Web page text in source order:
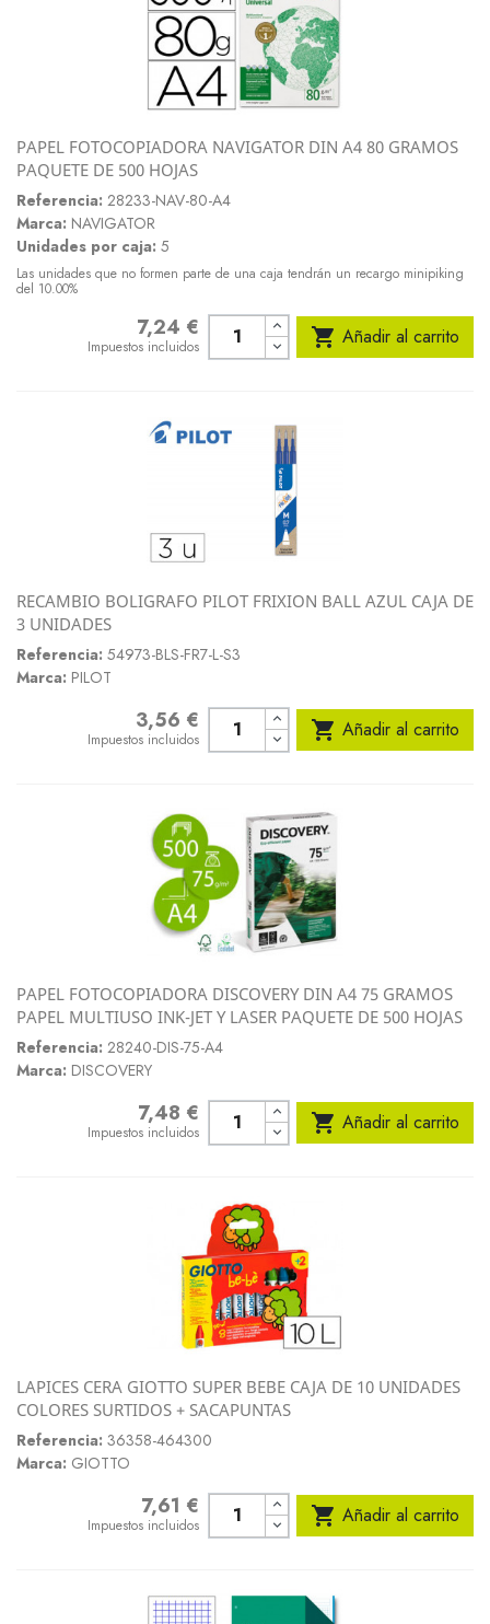
PAPEL FOTOCOPIADORA NAVIGATOR DIN A4 80 GRAMOS
PAQUETE DE 500 HOJAS
Referencia: 28233-NAV-80-A4
Marca: NAVIGATOR
Unidades por caja: 5
Las unidades que no formen parte de una caja tendrán un recargo minipiking
del 10.00%
7,24 €
Impuestos incluidos  Añadir al carrito
RECAMBIO BOLIGRAFO PILOT FRIXION BALL AZUL CAJA DE
3 UNIDADES
Referencia: 54973-BLS-FR7-L-S3
Marca: PILOT
3,56 €
Impuestos incluidos  Añadir al carrito
PAPEL FOTOCOPIADORA DISCOVERY DIN A4 75 GRAMOS
PAPEL MULTIUSO INK-JET Y LASER PAQUETE DE 500 HOJAS
Referencia: 28240-DIS-75-A4
Marca: DISCOVERY
7,48 €
Impuestos incluidos  Añadir al carrito
LAPICES CERA GIOTTO SUPER BEBE CAJA DE 10 UNIDADES
COLORES SURTIDOS + SACAPUNTAS
Referencia: 36358-464300
Marca: GIOTTO
7,61 €
Impuestos incluidos  Añadir al carrito